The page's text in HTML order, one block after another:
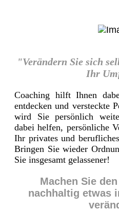
"Verändern Sie sich
Ihr
Coaching hilft Ihnen
entdecken und versteckte
wird Sie persönlich
dabei helfen, persönliche
Ihr privates und
Bringen Sie wieder
Sie insgesamt gelassener!
Machen Sie
nachhaltig etwas